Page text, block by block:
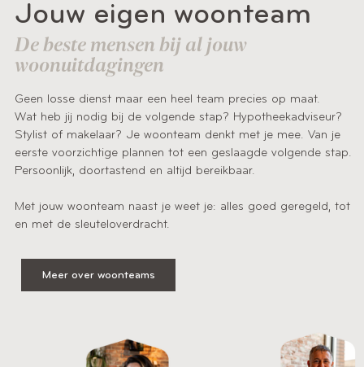
Jouw eigen woonteam
De beste mensen bij al jouw
woonuitdagingen
Geen losse dienst maar een heel team precies op maat.
Wat heb jij nodig bij de volgende stap? Hypotheekadviseur?
Stylist of makelaar? Je woonteam denkt met je mee. Van je
eerste voorzichtige plannen tot een geslaagde volgende stap.
Persoonlijk, doortastend en altijd bereikbaar.
Met jouw woonteam naast je weet je: alles goed geregeld, tot
en met de sleuteloverdracht.
Meer over woonteams